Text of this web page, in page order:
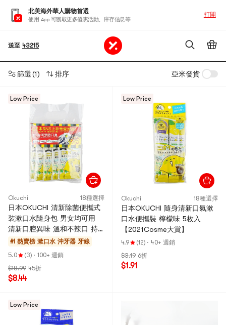
北美海外華人購物首選
使用 App 可獲取更多優惠活動、庫存信息等
打開
送至 43215
篩選(1) 排序 亞米發貨
Low Price
Okuchi 18種選擇
日本OKUCHI 清新除菌便攜式
裝漱口水隨身包 男女均可用
清新口腔異味 溫和不辣口 持
久留香 25條入 #檸檬口味 舒
#1 熱賣榜 漱口水 沖牙器 牙線
5.0
(3) · 100+ 週銷
$18.99 45折
$8.44
Low Price
Okuchi 18種選擇
日本OKUCHI 隨身清新口氣漱
口水便攜裝 檸檬味 5枚入
【2021Cosme大賞】
4.9 (12) · 40+ 週銷
$3.19 6折
$1.91
Low Price